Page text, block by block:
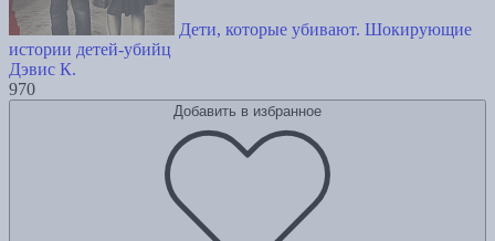
Дети, которые убивают. Шокирующие
истории детей-убийц
Дэвис К.
970
Добавить в избранное